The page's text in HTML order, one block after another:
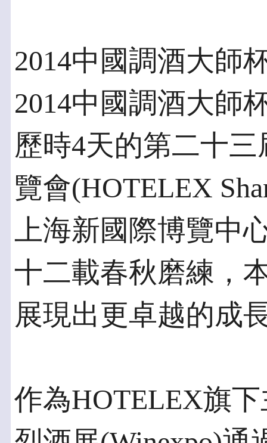
2014中國調酒大師
2014中國調酒大師
歷時4天的第二十
覽會(HOTELEX
上海新國際博覽中
十二載春秋磨練，
展現出更卓越的成
作為HOTELEX旗